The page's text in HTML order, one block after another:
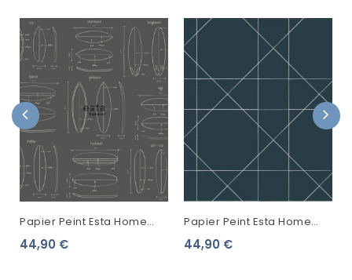
Papier Peint Esta Home
Regatta Crew Dessins
44,90 €
Papier Peint Esta Home
Scandi Cool Ligne
44,90 €